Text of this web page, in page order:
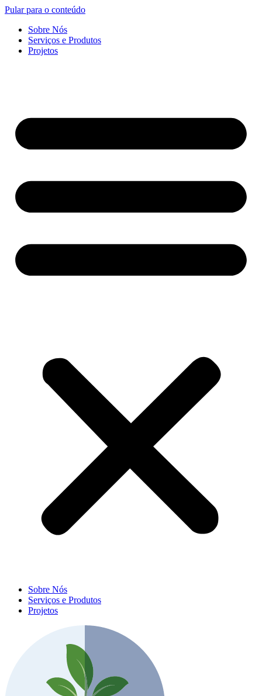
Pular para o conteúdo
Sobre Nós
Serviços e Produtos
Projetos
Sobre Nós
Serviços e Produtos
Projetos